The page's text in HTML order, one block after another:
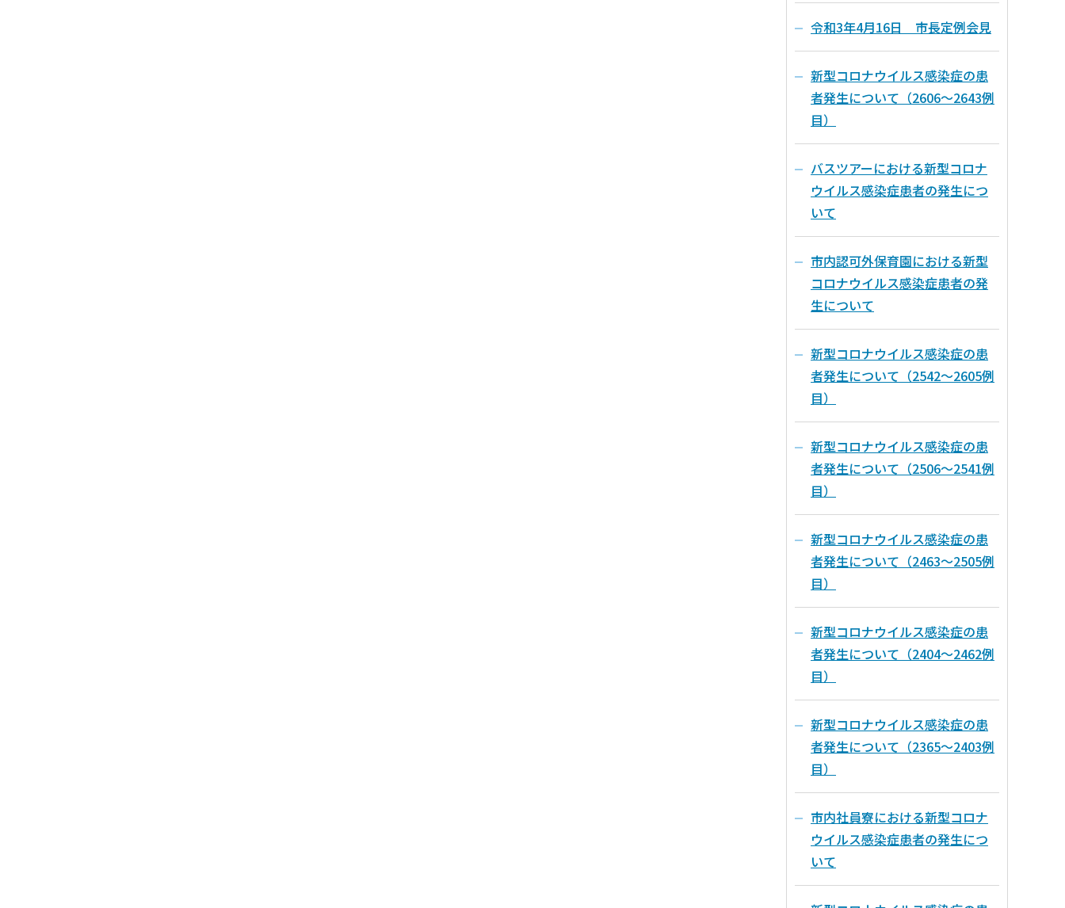
令和3年4月16日 市長定例会見
新型コロナウイルス感染症の患
者発生について（2606～2643例
目）
バスツアーにおける新型コロナ
ウイルス感染症患者の発生につ
いて
市内認可外保育園における新型
コロナウイルス感染症患者の発
生について
新型コロナウイルス感染症の患
者発生について（2542～2605例
目）
新型コロナウイルス感染症の患
者発生について（2506～2541例
目）
新型コロナウイルス感染症の患
者発生について（2463～2505例
目）
新型コロナウイルス感染症の患
者発生について（2404～2462例
目）
新型コロナウイルス感染症の患
者発生について（2365～2403例
目）
市内社員寮における新型コロナ
ウイルス感染症患者の発生につ
いて